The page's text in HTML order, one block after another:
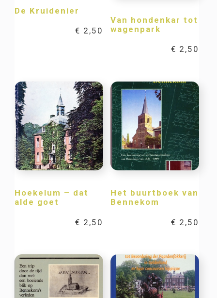
De Kruidenier
€ 2,50
Van hondenkar tot
wagenpark
€ 2,50
Hoekelum – dat
alde goet
€ 2,50
Het buurtboek van
Bennekom
€ 2,50